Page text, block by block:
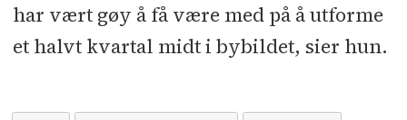
har vært gøy å få være med på å utforme
et halvt kvartal midt i bybildet, sier hun.